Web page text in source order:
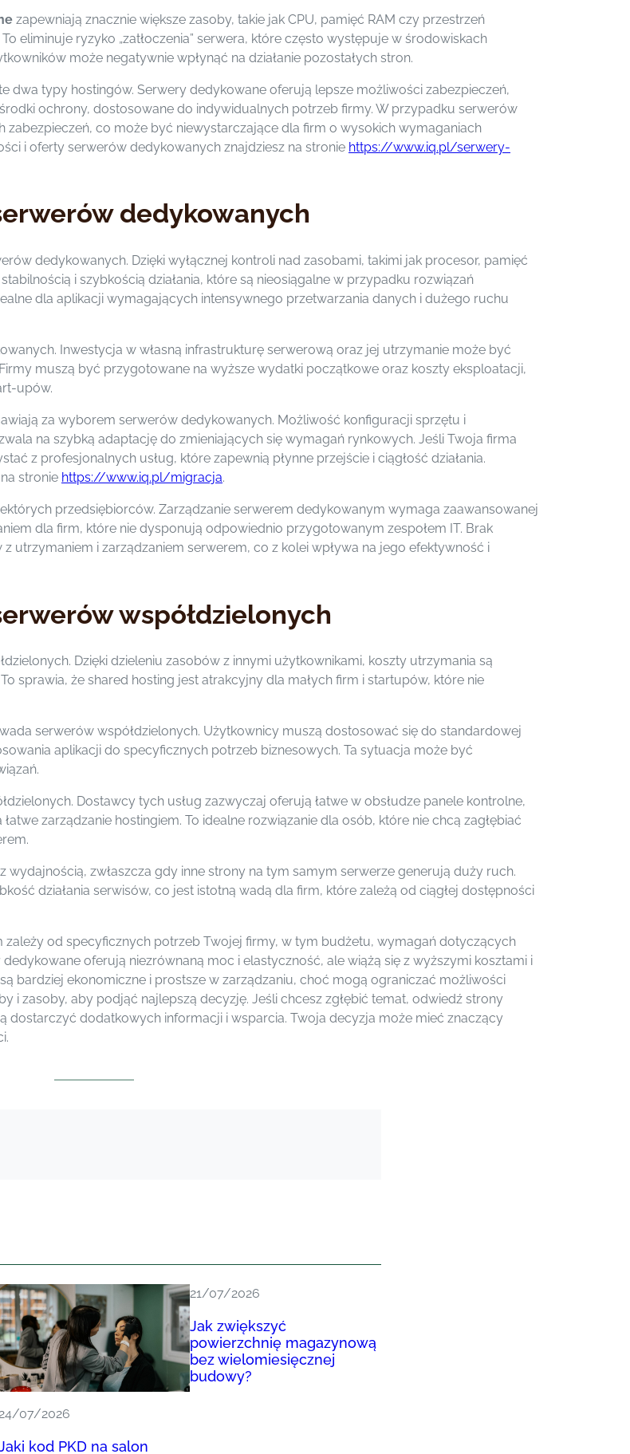
zapewniają znacznie większe zasoby, takie jak CPU, pamięć RAM czy przestrzeń
eliminuje ryzyko „zatłoczenia” serwera, które często występuje w środowiskach
może negatywnie wpłynąć na działanie pozostałych stron.
dwa typy hostingów. Serwery dedykowane oferują lepsze możliwości zabezpieczeń,
ochrony, dostosowane do indywidualnych potrzeb firmy. W przypadku serwerów
co może być niewystarczające dla firm o wysokich wymaganiach
i oferty serwerów dedykowanych znajdziesz na stronie https://www.iq.pl/serwery-
dedykowanych
dedykowanych. Dzięki wyłącznej kontroli nad zasobami, takimi jak procesor, pamięć
i szybkością działania, które są nieosiągalne w przypadku rozwiązań
dla aplikacji wymagających intensywnego przetwarzania danych i dużego ruchu
Inwestycja w własną infrastrukturę serwerową oraz jej utrzymanie może być
muszą być przygotowane na wyższe wydatki początkowe oraz koszty eksploatacji,
upów.
za wyborem serwerów dedykowanych. Możliwość konfiguracji sprzętu i
na szybką adaptację do zmieniających się wymagań rynkowych. Jeśli Twoja firma
z profesjonalnych usług, które zapewnią płynne przejście i ciągłość działania.
stronie https://www.iq.pl/migracja.
przedsiębiorców. Zarządzanie serwerem dedykowanym wymaga zaawansowanej
dla firm, które nie dysponują odpowiednio przygotowanym zespołem IT. Brak
i zarządzaniem serwerem, co z kolei wpływa na jego efektywność i
współdzielonych
Dzięki dzieleniu zasobów z innymi użytkownikami, koszty utrzymania są
sprawia, że shared hosting jest atrakcyjny dla małych firm i startupów, które nie
serwerów współdzielonych. Użytkownicy muszą dostosować się do standardowej
aplikacji do specyficznych potrzeb biznesowych. Ta sytuacja może być
Dostawcy tych usług zazwyczaj oferują łatwe w obsłudze panele kontrolne,
zarządzanie hostingiem. To idealne rozwiązanie dla osób, które nie chcą zagłębiać
zwłaszcza gdy inne strony na tym samym serwerze generują duży ruch.
działania serwisów, co jest istotną wadą dla firm, które zależą od ciągłej dostępności
od specyficznych potrzeb Twojej firmy, w tym budżetu, wymagań dotyczących
oferują niezrównaną moc i elastyczność, ale wiążą się z wyższymi kosztami i
bardziej ekonomiczne i prostsze w zarządzaniu, choć mogą ograniczać możliwości
i zasoby, aby podjąć najlepszą decyzję. Jeśli chcesz zgłębić temat, odwiedź strony
dodatkowych informacji i wsparcia. Twoja decyzja może mieć znaczący
07/2026
kod PKD na salon
21/07/2026
Jak zwiększyć
powierzchnię magazynową
bez wielomiesięcznej
budowy?